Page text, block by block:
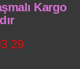
Kargo
29